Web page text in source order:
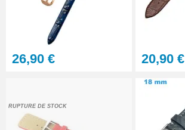
Gros pointeau de pose
26,90 € 20,90 €
RUPTURE DE STOCK